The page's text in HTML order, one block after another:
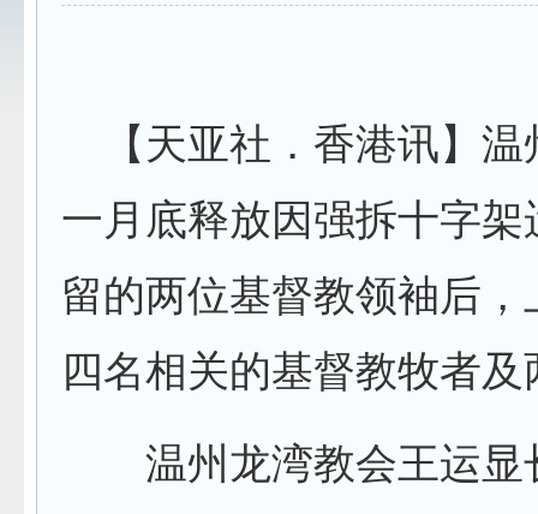
【天亚社．香港讯】温
一月底释放因强拆十字架
留的两位基督教领袖后，
四名相关的基督教牧者
温州龙湾教会王运显